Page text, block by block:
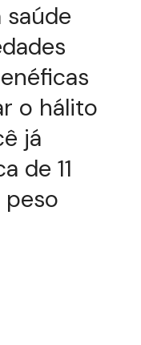
o hálito
já
de 11
peso